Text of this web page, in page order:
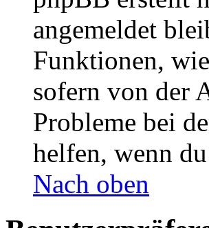
angemeldet
Funktionen,
sofern von der
Probleme bei
helfen, wenn
Nach oben